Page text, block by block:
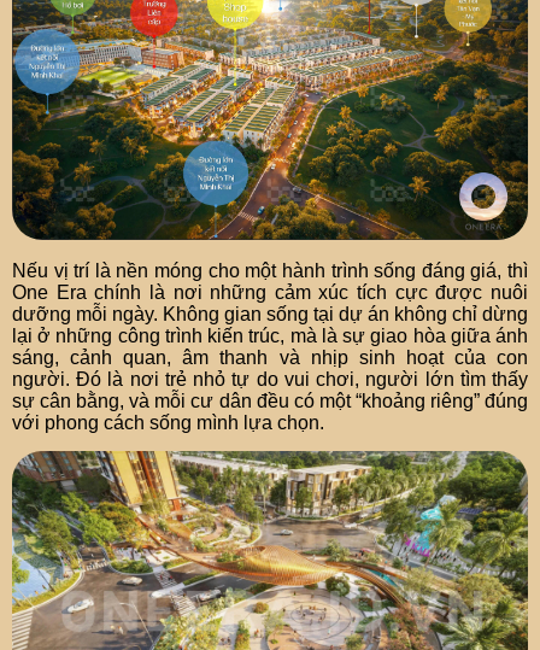
Nếu vị trí là nền móng cho một hành trình sống đáng giá, thì
One Era chính là nơi những cảm xúc tích cực được nuôi
dưỡng mỗi ngày. Không gian sống tại dự án không chỉ dừng
lại ở những công trình kiến trúc, mà là sự giao hòa giữa ánh
sáng, cảnh quan, âm thanh và nhịp sinh hoạt của con
người. Đó là nơi trẻ nhỏ tự do vui chơi, người lớn tìm thấy
sự cân bằng, và mỗi cư dân đều có một “khoảng riêng” đúng
với phong cách sống mình lựa chọn.